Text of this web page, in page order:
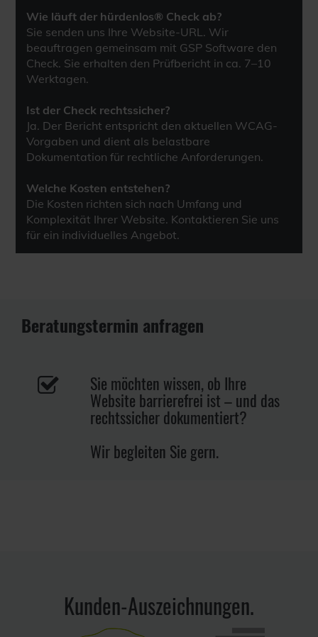
Wie läuft der hürdenlos® Check ab?
Sie senden uns Ihre Website-URL. Wir
beauftragen gemeinsam mit GSP Software den
Check. Sie erhalten den Prüfbericht in ca. 7–10
Werktagen.
Ist der Check rechtssicher?
Ja. Der Bericht entspricht den aktuellen WCAG-
Vorgaben und dient als belastbare
Dokumentation für rechtliche Anforderungen.
Welche Kosten entstehen?
Die Kosten richten sich nach Umfang und
Komplexität Ihrer Website. Kontaktieren Sie uns
für ein individuelles Angebot.
Beratungstermin anfragen
Sie möchten wissen, ob Ihre
Website barrierefrei ist – und das
rechtssicher dokumentiert?
Wir begleiten Sie gern.
Kunden-Auszeichnungen.